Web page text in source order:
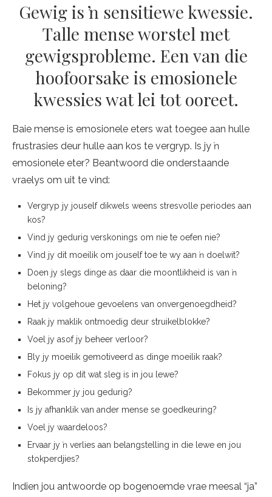
Gewig is ŉ sensitiewe kwessie.
Talle mense worstel met
gewigsprobleme. Een van die
hoofoorsake is emosionele
kwessies wat lei tot ooreet.
Baie mense is emosionele eters wat toegee aan hulle
frustrasies deur hulle aan kos te vergryp. Is jy ŉ
emosionele eter? Beantwoord die onderstaande
vraelys om uit te vind:
Vergryp jy jouself dikwels weens stresvolle periodes aan
kos?
Vind jy gedurig verskonings om nie te oefen nie?
Vind jy dit moeilik om jouself toe te wy aan ŉ doelwit?
Doen jy slegs dinge as daar die moontlikheid is van ŉ
beloning?
Het jy volgehoue gevoelens van onvergenoegdheid?
Raak jy maklik ontmoedig deur struikelblokke?
Voel jy asof jy beheer verloor?
Bly jy moeilik gemotiveerd as dinge moeilik raak?
Fokus jy op dit wat sleg is in jou lewe?
Bekommer jy jou gedurig?
Is jy afhanklik van ander mense se goedkeuring?
Voel jy waardeloos?
Ervaar jy ŉ verlies aan belangstelling in die lewe en jou
stokperdjies?
Indien jou antwoorde op bogenoemde vrae meesal “ja”